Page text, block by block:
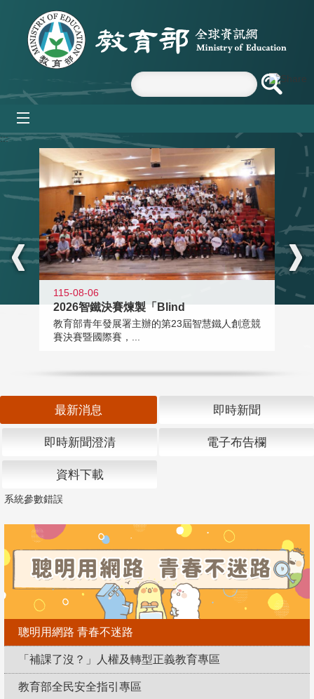
跳到主要內容區塊
:::
115-08-06
2026智鐵決賽煉製「Blind
教育部青年發展署主辦的第23屆智慧鐵人創意競
賽決賽暨國際賽，...
最新消息 即時新聞
即時新聞澄清 電子布告欄
資料下載
系統參數錯誤
聰明用網路 青春不迷路
「補課了沒？」人權及轉型正義教育專區
教育部全民安全指引專區